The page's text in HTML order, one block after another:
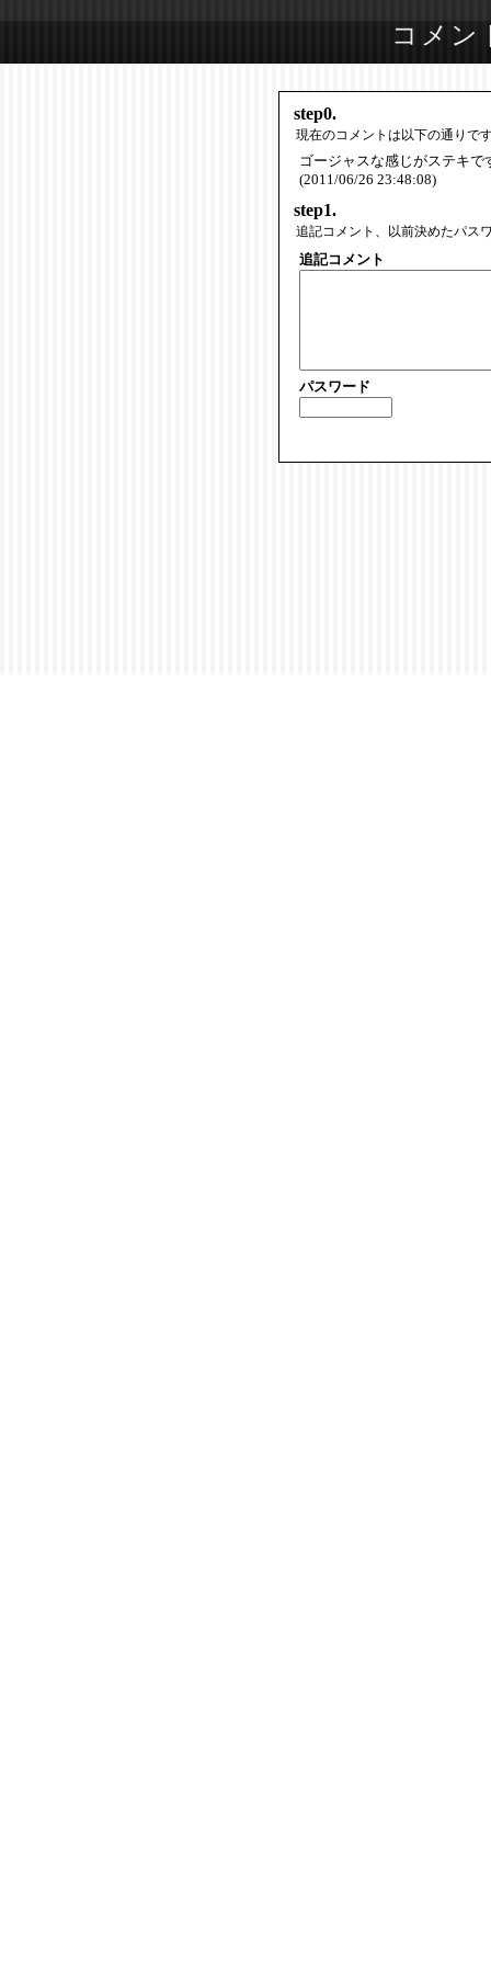
コメン
step0.
現在のコメントは以下の通りで
ゴージャスな感じがステキで
(2011/06/26 23:48:08)
step1.
追記コメント、以前決めたパス
追記コメント
パスワード